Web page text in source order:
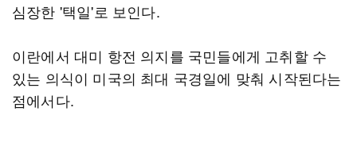
심장한 '택일'로 보인다.
이란에서 대미 항전 의지를 국민들에게 고취할 수
있는 의식이 미국의 최대 국경일에 맞춰 시작된다는
점에서다.